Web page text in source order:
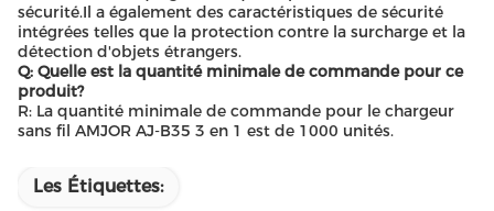
sécurité.Il a également des caractéristiques de sécurité
intégrées telles que la protection contre la surcharge et la
détection d'objets étrangers.
Q: Quelle est la quantité minimale de commande pour ce
produit?
R: La quantité minimale de commande pour le chargeur
sans fil AMJOR AJ-B35 3 en 1 est de 1000 unités.
Les Étiquettes: